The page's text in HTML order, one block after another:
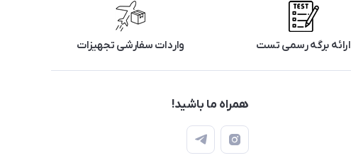
ارائه برگه رسمی تست واردات سفارشی تجهیزات
همراه ما باشید!